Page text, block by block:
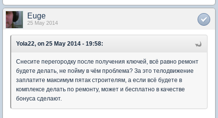
Euge
25 May 2014
Yola22, on 25 May 2014 - 19:58:
Снесите перегородку после получения ключей, всё равно ремонт
будете делать, не пойму в чём проблема? За это телодвижение
заплатите максимум пятак строителям, а если всё будете в
комплексе делать по ремонту, может и бесплатно в качестве
бонуса сделают.